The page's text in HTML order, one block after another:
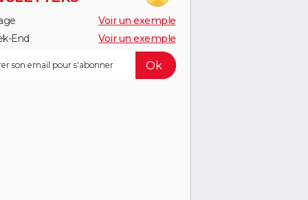
Voir un exemple
End
Voir un exemple